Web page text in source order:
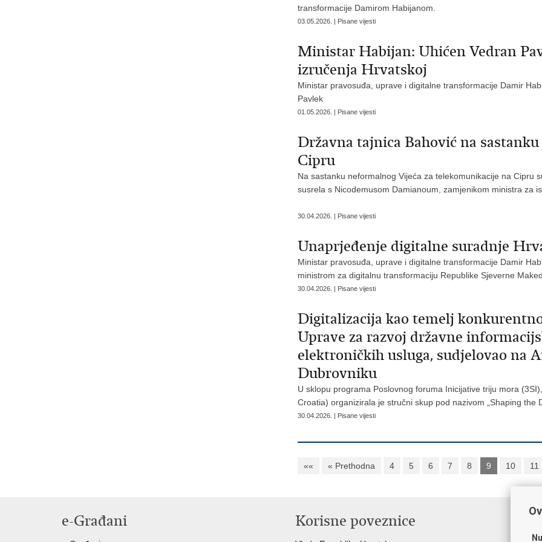
transformacije Damirom Habijanom.
03.05.2026. | Pisane vijesti
Ministar Habijan: Uhićen Vedran
izručenja Hrvatskoj
Ministar pravosuđa, uprave i digitalne transformacije Damir
Pavlek
01.05.2026. | Pisane vijesti
Državna tajnica Bahović na
Cipru
Na sastanku neformalnog Vijeća za telekomunikacije na Cipru
susrela s Nicodemusom Damianoum, zamjenikom ministra za
30.04.2026. | Pisane vijesti
Unaprjeđenje digitalne suradnje
Ministar pravosuđa, uprave i digitalne transformacije Damir
ministrom za digitalnu transformaciju Republike Sjeverne
30.04.2026. | Pisane vijesti
Digitalizacija kao temelj
Uprave za razvoj državne
elektroničkih usluga, sudjelovao na
Dubrovniku
U sklopu programa Poslovnog foruma Inicijative triju mora
Croatia) organizirala je stručni skup pod nazivom „Shaping the
30.04.2026. | Pisane vijesti
«« « Prethodna 4 5 6 7 8 9 10 11
e-Građani Korisne poveznice